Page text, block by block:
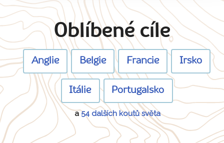
Oblíbené cíle
Anglie Belgie Francie Irsko
Itálie Portugalsko
a54 dalších koutů světa